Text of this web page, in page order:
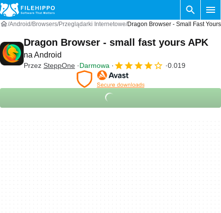
Android Browsers Przeglądarki Internetowe Dragon Browser - Small Fast
Dragon Browser - small fast yours APK
na Android
Przez SteppOne Darmowa 0.019